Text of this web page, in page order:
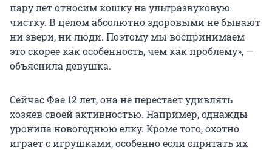
пару лет относим кошку на ультразвуковую
чистку. В целом абсолютно здоровыми не бывают
ни звери, ни люди. Поэтому мы воспринимаем
это скорее как особенность, чем как проблему», —
объяснила девушка.
Сейчас Фае 12 лет, она не перестает удивлять
хозяев своей активностью. Например, однажды
уронила новогоднюю елку. Кроме того, охотно
играет с игрушками, особенно если спрятать их